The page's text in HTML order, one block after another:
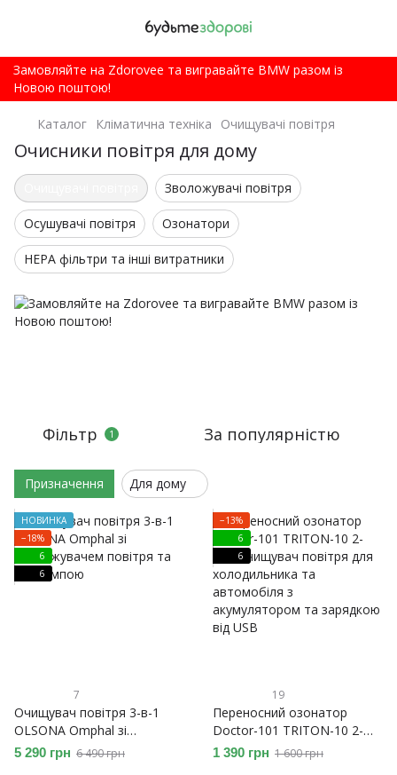
Замовляйте на Zdorovee та вигравайте BMW разом із
Новою поштою!
Каталог Кліматична техніка Очищувачі повітря
Очисники повітря для дому
Зволожувачі повітря
Осушувачі повітря Озонатори
HEPA фільтри та інші витратники
Фільтр 1 За популярністю
Призначення Для дому
НОВИНКА
−18%
6
6
7
Очищувач повітря 3-в-1
OLSONA Omphal зі
зволожувачем повітря та
УФ-лампою
5 290 грн 6 490 грн
−13%
6
6
19
Переносний озонатор
Doctor-101 TRITON-10 2-
в-1, очищувач повітря для
холодильника та
1 390 грн 1 600 грн